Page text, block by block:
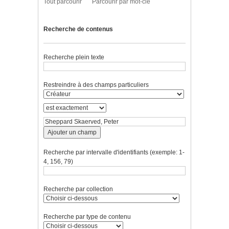
Tout parcourir Parcourir par mot-clé
Recherche de contenus
Recherche plein texte
Restreindre à des champs particuliers
Ajouter un champ
Recherche par intervalle d'identifiants (exemple: 1-
4, 156, 79)
Recherche par collection
Recherche par type de contenu